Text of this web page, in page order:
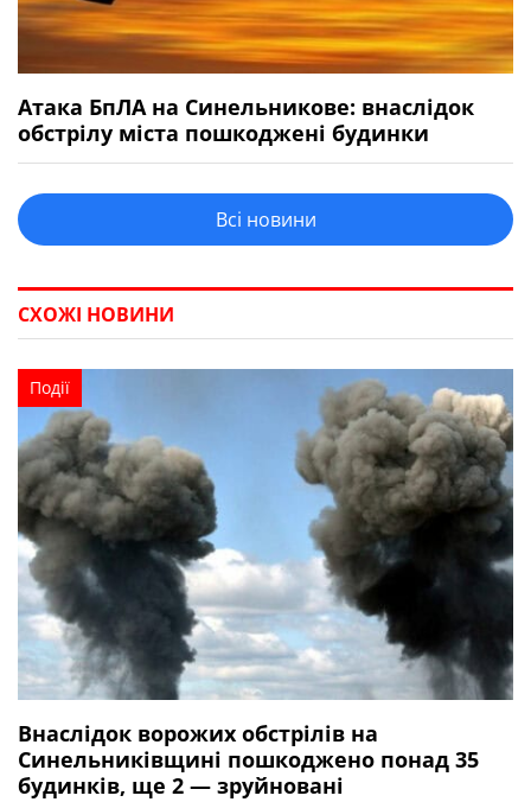
Атака БпЛА на Синельникове: внаслідок
обстрілу міста пошкоджені будинки
Всі новини
СХОЖІ НОВИНИ
Події
Внаслідок ворожих обстрілів на
Синельниківщині пошкоджено понад 35
будинків, ще 2 — зруйновані